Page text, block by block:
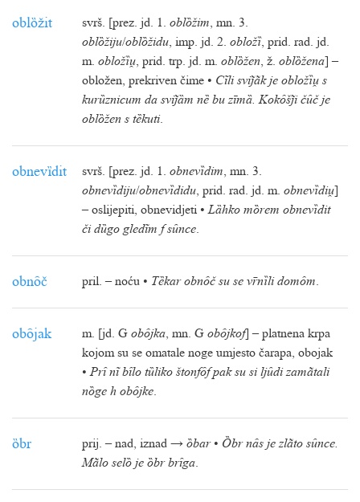
oblȍžit svrš. [prez. jd. 1. oblȍžim, mn. 3.
oblȍžiju/oblȍžidu, imp. jd. 2. obložȉ, prid. rad. jd.
m. obložȉ, prid. trp. jd. m. oblȍžen, ž. oblȍžena ] –
obložen, prekriven čime • Cĩli sviãk je obložȉ s
kurȕznicum da sviȁm nȅ bu zīmȁ. Kokȏši čȗč je
oblȍžen s tȅkuti.
obnevȉdit svrš. [prez. jd. 1. obnevȉdim, mn. 3.
obnevȉdiju/obnevȉdidu, prid. rad. jd. m. obnevȉdi
– oslijepiti, obnevidjeti •Lȁhko mȍrem obnevȉdit
či dȕgo gledĩm f sȗnce.
obnȏč pril. – noću • Tȅkar obnȏč su se vnȉli domȏm.
obȏjak m. [jd. G obȏjka, mn. G obȏjkof] – platnena krpa
kojom su se omatale noge umjesto čarapa, obojak
•Prȋ nĩ bȋlo tȕliko štonfȏf pak su si ljȗdi zamãtali
nȍge h obȏjke.
ȍbr prij. – nad, iznad → ȍbar• Ȍbr nȃs je zlãto sȗnce.
Mãlo selȍ je ȍbr brȋga.